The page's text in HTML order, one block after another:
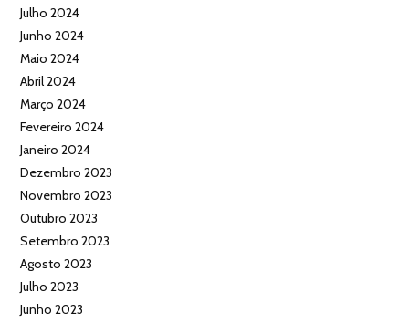
Julho 2024
Junho 2024
Maio 2024
Abril 2024
Março 2024
Fevereiro 2024
Janeiro 2024
Dezembro 2023
Novembro 2023
Outubro 2023
Setembro 2023
Agosto 2023
Julho 2023
Junho 2023